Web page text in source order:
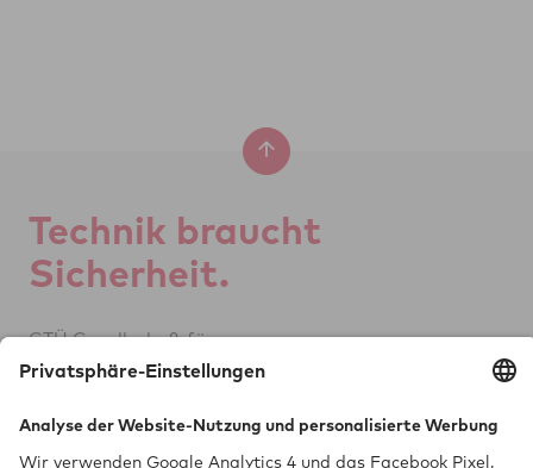
Tech­nik braucht
Si­cher­heit.
GTÜ Ge­sell­schaft für
Tech­ni­sche Über­wa­chung mbH
70567 Stuttgart